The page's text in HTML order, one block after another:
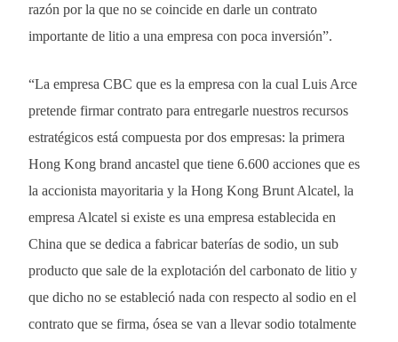
razón por la que no se coincide en darle un contrato
importante de litio a una empresa con poca inversión”.
“La empresa CBC que es la empresa con la cual Luis Arce
pretende firmar contrato para entregarle nuestros recursos
estratégicos está compuesta por dos empresas: la primera
Hong Kong brand ancastel que tiene 6.600 acciones que es
la accionista mayoritaria y la Hong Kong Brunt Alcatel, la
empresa Alcatel si existe es una empresa establecida en
China que se dedica a fabricar baterías de sodio, un sub
producto que sale de la explotación del carbonato de litio y
que dicho no se estableció nada con respecto al sodio en el
contrato que se firma, ósea se van a llevar sodio totalmente